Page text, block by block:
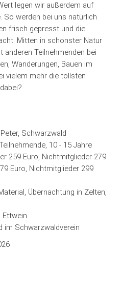
legen wir außerdem auf
So werden bei uns natürlich
frisch gepresst und die
Mitten in schönster Natur
anderen Teilnehmenden bei
Wanderungen, Bauen im
vielem mehr die tollsten
Schwarzwald
10 - 15 Jahre
259 Euro, Nichtmitglieder 279
Euro, Nichtmitglieder 299
Übernachtung in Zelten,
Ettwein
im Schwarzwaldverein